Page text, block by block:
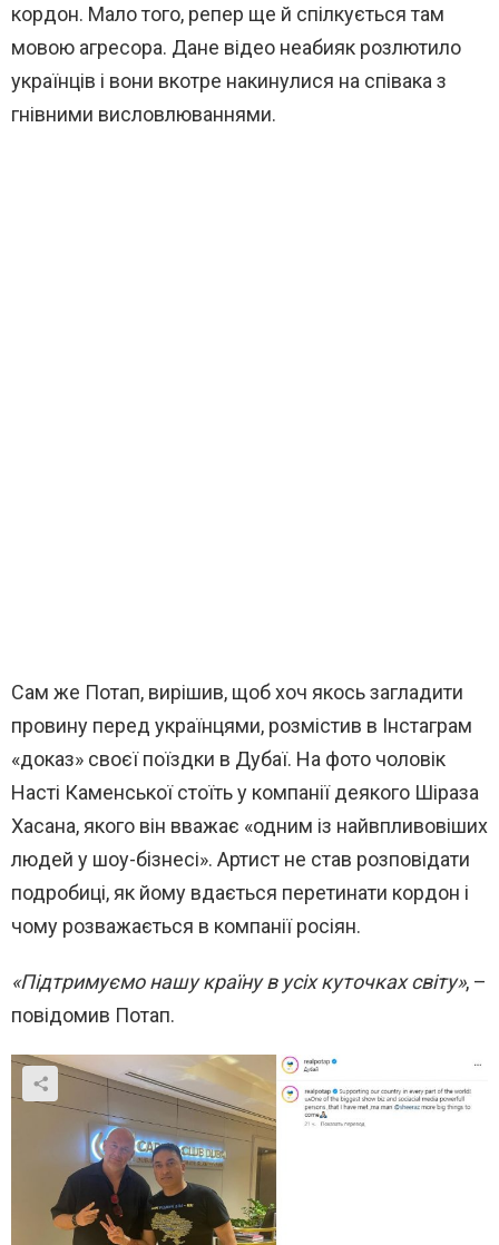
кордон. Мало того, репер ще й спілкується там
мовою агресора. Дане відео неабияк розлютило
українців і вони вкотре накинулися на співака з
гнівними висловлюваннями.
Сам же Потап, вирішив, щоб хоч якось загладити
провину перед українцями, розмістив в Інстаграм
«доказ» своєї поїздки в Дубаї. На фото чоловік
Насті Каменської стоїть у компанії деякого Шіраза
Хасана, якого він вважає «одним із найвпливовіших
людей у шоу-бізнесі». Артист не став розповідати
подробиці, як йому вдається перетинати кордон і
чому розважається в компанії росіян.
«Підтримуємо нашу країну в усіх куточках світу», –
повідомив Потап.